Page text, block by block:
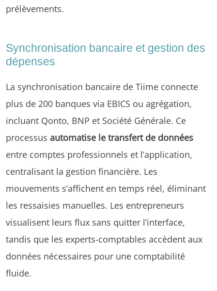
prélèvements.
Synchronisation bancaire et gestion des
dépenses
La synchronisation bancaire de Tiime connecte
plus de 200 banques via EBICS ou agrégation,
incluant Qonto, BNP et Société Générale. Ce
processus automatise le transfert de données
entre comptes professionnels et l’application,
centralisant la gestion financière. Les
mouvements s’affichent en temps réel, éliminant
les ressaisies manuelles. Les entrepreneurs
visualisent leurs flux sans quitter l’interface,
tandis que les experts-comptables accèdent aux
données nécessaires pour une comptabilité
fluide.